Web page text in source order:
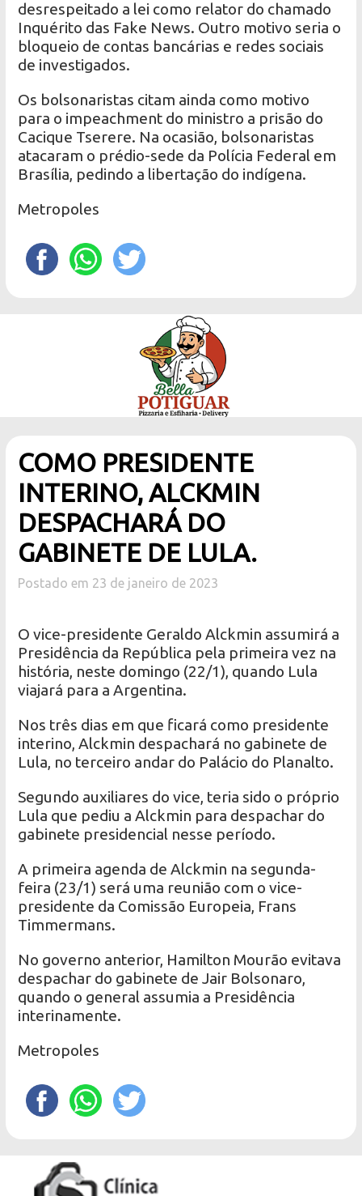
desrespeitado a lei como relator do chamado
Inquérito das Fake News. Outro motivo seria o
bloqueio de contas bancárias e redes sociais
de investigados.
Os bolsonaristas citam ainda como motivo
para o impeachment do ministro a prisão do
Cacique Tserere. Na ocasião, bolsonaristas
atacaram o prédio-sede da Polícia Federal em
Brasília, pedindo a libertação do indígena.
Metropoles
COMO PRESIDENTE
INTERINO, ALCKMIN
DESPACHARÁ DO
GABINETE DE LULA.
Postado em 23 de janeiro de 2023
O vice-presidente Geraldo Alckmin assumirá a
Presidência da República pela primeira vez na
história, neste domingo (22/1), quando Lula
viajará para a Argentina.
Nos três dias em que ficará como presidente
interino, Alckmin despachará no gabinete de
Lula, no terceiro andar do Palácio do Planalto.
Segundo auxiliares do vice, teria sido o próprio
Lula que pediu a Alckmin para despachar do
gabinete presidencial nesse período.
A primeira agenda de Alckmin na segunda-
feira (23/1) será uma reunião com o vice-
presidente da Comissão Europeia, Frans
Timmermans.
No governo anterior, Hamilton Mourão evitava
despachar do gabinete de Jair Bolsonaro,
quando o general assumia a Presidência
interinamente.
Metropoles